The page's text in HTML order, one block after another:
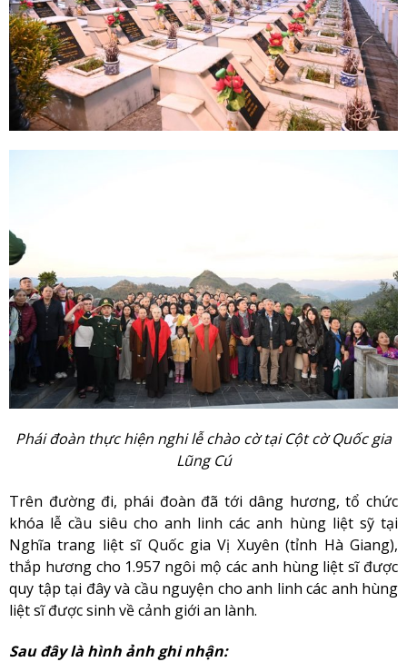
Phái đoàn thực hiện nghi lễ chào cờ tại Cột cờ Quốc gia
Lũng Cú
Trên đường đi, phái đoàn đã tới dâng hương, tổ chức
khóa lễ cầu siêu cho anh linh các anh hùng liệt sỹ tại
Nghĩa trang liệt sĩ Quốc gia Vị Xuyên (tỉnh Hà Giang),
thắp hương cho 1.957 ngôi mộ các anh hùng liệt sĩ được
quy tập tại đây và cầu nguyện cho anh linh các anh hùng
liệt sĩ được sinh về cảnh giới an lành.
Sau đây là hình ảnh ghi nhận: